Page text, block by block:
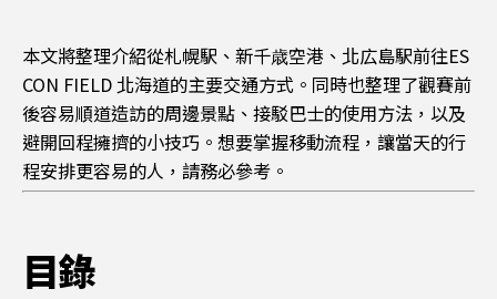
本文將整理介紹從札幌駅、新千歳空港、北広島駅前往ES
CON FIELD 北海道的主要交通方式。同時也整理了觀賽前
後容易順道造訪的周邊景點、接駁巴士的使用方法，以及
避開回程擁擠的小技巧。想要掌握移動流程，讓當天的行
程安排更容易的人，請務必參考。
目錄